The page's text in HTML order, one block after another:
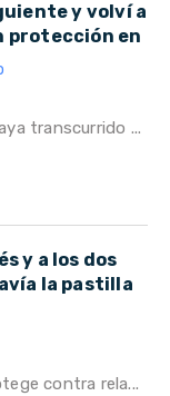
y volví a
protección en
transcurrido ...
y a los dos
la pastilla
contra rela...